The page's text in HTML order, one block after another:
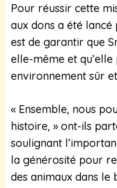
Pour réussir cette
aux dons a été
est de garantir que
elle-même et
environnement sûr
« Ensemble, nous
histoire, » ont-ils
soulignant
la générosité pour
des animaux dans le